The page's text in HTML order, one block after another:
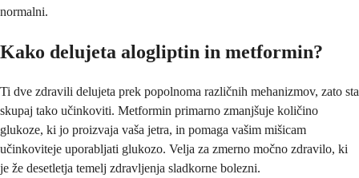
normalni.
Kako delujeta alogliptin in metformin?
Ti dve zdravili delujeta prek popolnoma različnih mehanizmov, zato sta
skupaj tako učinkoviti. Metformin primarno zmanjšuje količino
glukoze, ki jo proizvaja vaša jetra, in pomaga vašim mišicam
učinkoviteje uporabljati glukozo. Velja za zmerno močno zdravilo, ki
je že desetletja temelj zdravljenja sladkorne bolezni.